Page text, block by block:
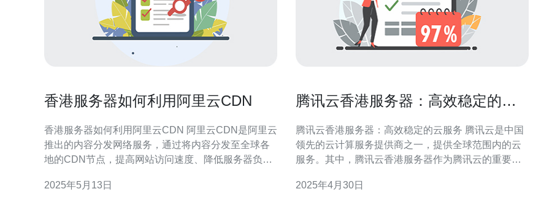
香港服务器如何利用阿里云CDN
香港服务器如何利用阿里云CDN 阿里云CDN是阿里云
推出的内容分发网络服务，通过将内容分发至全球各
地的CDN节点，提高网站访问速度、降低服务器负
达的网络基础设施，选择阿里云CDN可以加速网站在
2025年5月13日
腾讯云香港服务器：高效稳定的云
腾讯云香港服务器：高效稳定的云服务 腾讯云是中国
领先的云计算服务提供商之一，提供全球范围内的云
服务。其中，腾讯云香港服务器作为腾讯云的重要节
云香港服务器采用先进的硬件设施和网络架构，为用
2025年4月30日